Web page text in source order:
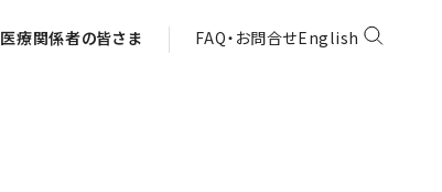
医療関係者の皆さま FAQ・お問合せEnglish